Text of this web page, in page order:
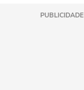
PUBLICIDADE